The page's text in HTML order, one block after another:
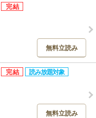
無料立読み
無料立読み